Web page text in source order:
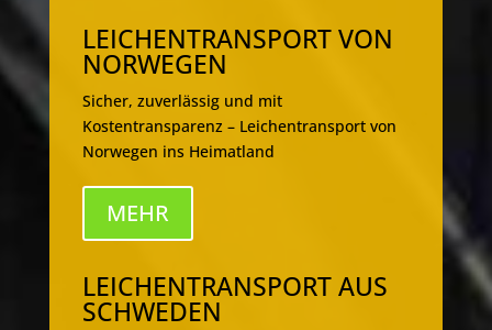
LEICHENTRANSPORT VON
NORWEGEN
Sicher, zuverlässig und mit
Kostentransparenz – Leichentransport von
Norwegen ins Heimatland
MEHR
LEICHENTRANSPORT AUS
SCHWEDEN